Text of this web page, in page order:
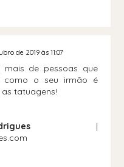
de 2019 às 11:07
de pessoas que
como o seu irmão é
tatuagens!
|